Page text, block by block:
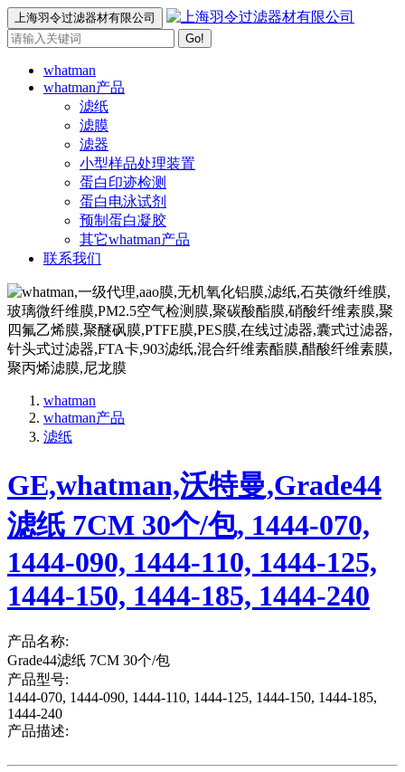
上海羽令过滤器材有限公司
Go!
whatman
whatman产品
滤纸
滤膜
滤器
小型样品处理装置
蛋白印迹检测
蛋白电泳试剂
预制蛋白凝胶
其它whatman产品
联系我们
whatman
whatman产品
滤纸
GE,whatman,沃特曼,Grade44
滤纸 7CM 30个/包, 1444-070,
1444-090, 1444-110, 1444-125,
1444-150, 1444-185, 1444-240
产品名称:
Grade44滤纸 7CM 30个/包
产品型号:
1444-070, 1444-090, 1444-110, 1444-125, 1444-150, 1444-185,
1444-240
产品描述: